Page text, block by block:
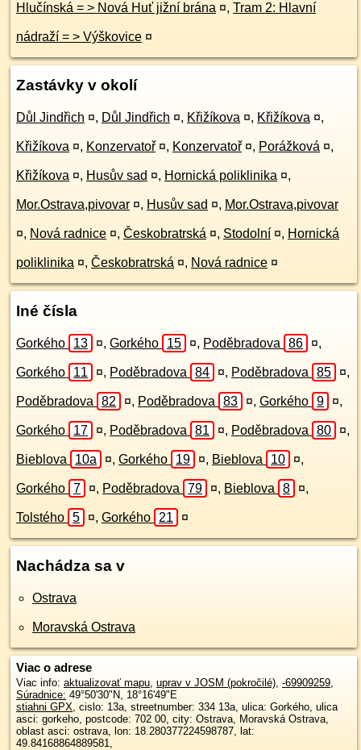
Hlučínská = > Nová Huť jižní brána ¤, Tram 2: Hlavní
nádraží = > Výškovice ¤
Zastávky v okolí
Důl Jindřich ¤, Důl Jindřich ¤, Křižíkova ¤, Křižíkova ¤,
Křižíkova ¤, Konzervatoř ¤, Konzervatoř ¤, Porážková ¤,
Křižíkova ¤, Husův sad ¤, Hornická poliklinika ¤,
Mor.Ostrava,pivovar ¤, Husův sad ¤, Mor.Ostrava,pivovar
¤, Nová radnice ¤, Českobratrská ¤, Stodolní ¤, Hornická
poliklinika ¤, Českobratrská ¤, Nová radnice ¤
Iné čísla
Gorkého 13 ¤, Gorkého 15 ¤, Poděbradova 86 ¤,
Gorkého 11 ¤, Poděbradova 84 ¤, Poděbradova 85 ¤,
Poděbradova 82 ¤, Poděbradova 83 ¤, Gorkého 9 ¤,
Gorkého 17 ¤, Poděbradova 81 ¤, Poděbradova 80 ¤,
Bieblova 10a ¤, Gorkého 19 ¤, Bieblova 10 ¤,
Gorkého 7 ¤, Poděbradova 79 ¤, Bieblova 8 ¤,
Tolstého 5 ¤, Gorkého 21 ¤
Nachádza sa v
Ostrava
Moravská Ostrava
Viac o adrese
Viac info: aktualizovať mapu, uprav v JOSM (pokročilé), -69909259,
Súradnice: 49°50'30"N, 18°16'49"E
stiahni GPX, cislo: 13a, streetnumber: 334 13a, ulica: Gorkého, ulica
asci: gorkeho, postcode: 702 00, city: Ostrava, Moravská Ostrava,
oblast asci: ostrava, lon: 18.280377224598787, lat:
49.84168864889581,